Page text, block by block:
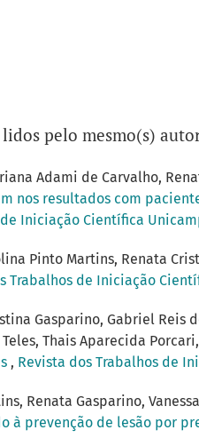
pelo mesmo(s)
Adami de Carvalho,
nos resultados com
de Iniciação Científica
Pinto Martins, Renata
Trabalhos de Iniciação
Gasparino, Gabriel Reis
Thais Aparecida
, Revista dos Trabalhos de
Renata Gasparino,
à prevenção de lesão por